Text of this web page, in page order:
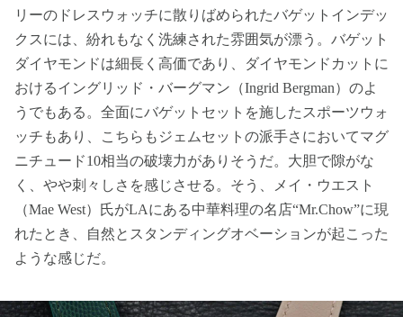
リーのドレスウォッチに散りばめられたバゲットインデッ
クスには、紛れもなく洗練された雰囲気が漂う。バゲット
ダイヤモンドは細長く高価であり、ダイヤモンドカットに
おけるイングリッド・バーグマン（Ingrid Bergman）のよ
うでもある。全面にバゲットセットを施したスポーツウォ
ッチもあり、こちらもジェムセットの派手さにおいてマグ
ニチュード10相当の破壊力がありそうだ。大胆で隙がな
く、やや刺々しさを感じさせる。そう、メイ・ウエスト
（Mae West）氏がLAにある中華料理の名店“Mr.Chow”に現
れたとき、自然とスタンディングオベーションが起こった
ような感じだ。